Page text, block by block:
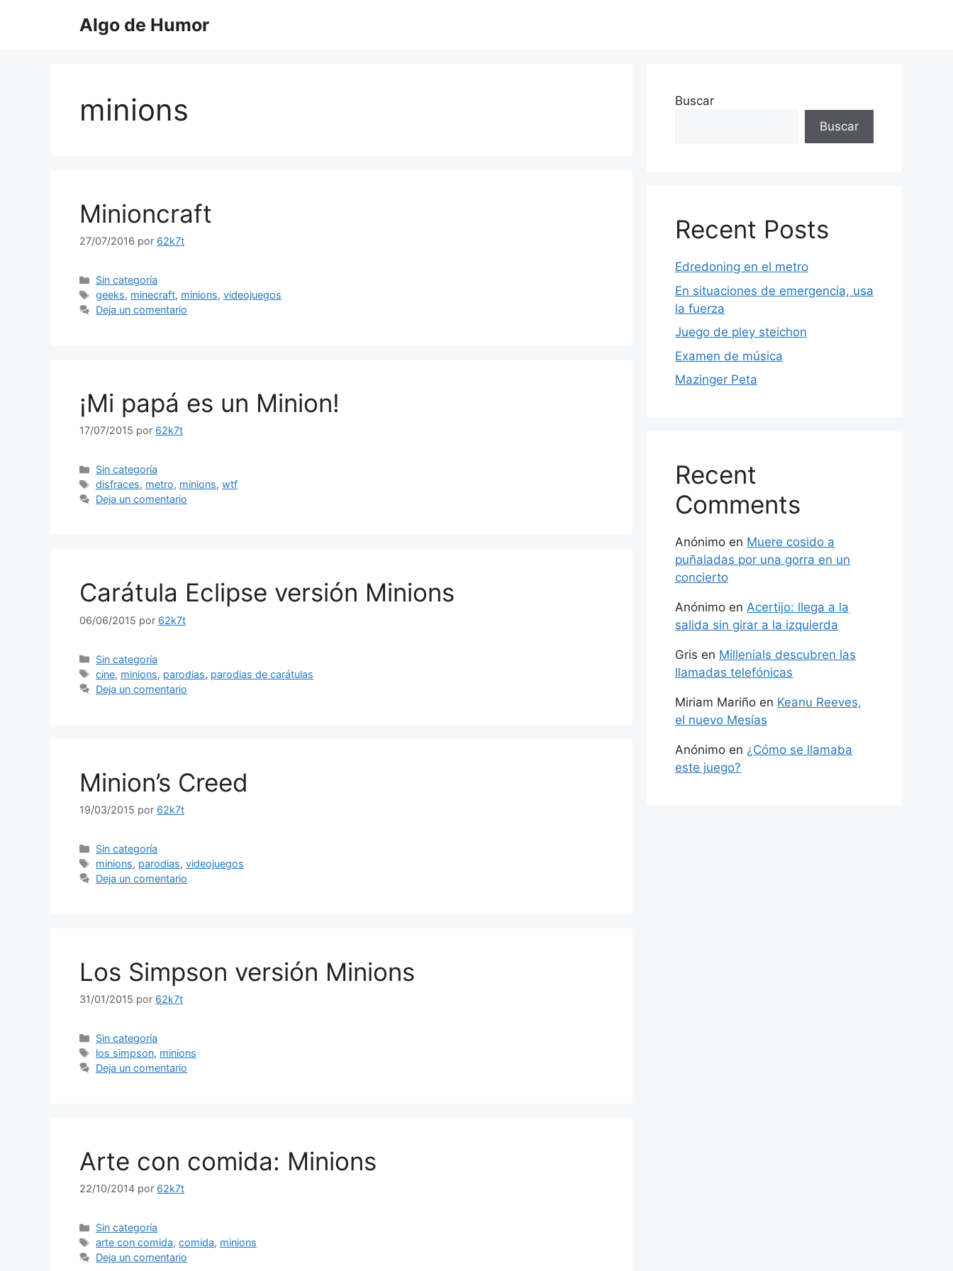
Algo de Humor
minions
Minioncraft
27/07/2016 por 62k7t
Categorías
Sin categoría
Etiquetas
geeks, minecraft, minions,videojuegos
Deja un comentario
¡Mi papá es un Minion!
17/07/2015 por 62k7t
Categorías
Sin categoría
Etiquetas
disfraces, metro, minions,wtf
Deja un comentario
Carátula Eclipse versión Minions
06/06/2015 por 62k7t
Categorías
Sin categoría
Etiquetas
cine, minions, parodias, parodias de carátulas
Deja un comentario
Minion’s Creed
19/03/2015 por 62k7t
Categorías
Sin categoría
Etiquetas
minions, parodias,videojuegos
Deja un comentario
Los Simpson versión Minions
31/01/2015 por 62k7t
Categorías
Sin categoría
Etiquetas
los simpson, minions
Deja un comentario
Arte con comida: Minions
22/10/2014 por 62k7t
Categorías
Sin categoría
Etiquetas
arte con comida,comida, minions
Deja un comentario
Buscar
Buscar
Recent Posts
Edredoning en el metro
En situaciones de emergencia, usa
la fuerza
Juego de pley steichon
Examen de música
Mazinger Peta
Recent
Comments
Anónimo en Muere cosido a
puñaladas por una gorra en un
concierto
Anónimo en Acertijo: llega a la
salida sin girar a la izquierda
Gris en Millenials descubren las
llamadas telefónicas
Miriam Mariño en Keanu Reeves,
el nuevo Mesías
Anónimo en ¿Cómo se llamaba
este juego?